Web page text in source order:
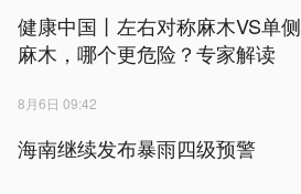
健康中国丨左右对称麻木VS单侧
麻木，哪个更危险？专家解读
8月6日 09:42
海南继续发布暴雨四级预警